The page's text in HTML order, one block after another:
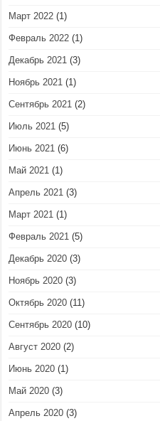
Март 2022 (1)
Февраль 2022 (1)
Декабрь 2021 (3)
Ноябрь 2021 (1)
Сентябрь 2021 (2)
Июль 2021 (5)
Июнь 2021 (6)
Май 2021 (1)
Апрель 2021 (3)
Март 2021 (1)
Февраль 2021 (5)
Декабрь 2020 (3)
Ноябрь 2020 (3)
Октябрь 2020 (11)
Сентябрь 2020 (10)
Август 2020 (2)
Июнь 2020 (1)
Май 2020 (3)
Апрель 2020 (3)